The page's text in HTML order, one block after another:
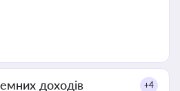
доходів +4